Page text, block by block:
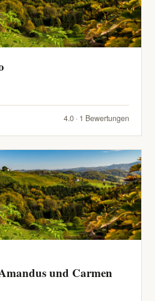
4.0 · 1 Bewertungen
und Carmen